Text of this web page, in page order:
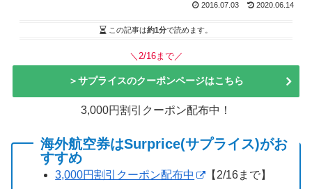
2016.07.03 2020.06.14
この記事は約1分で読めます。
＼2/16まで／
＞サプライスのクーポンページはこちら
3,000円割引クーポン配布中！
海外航空券はSurprice(サプライス)がお
すすめ
3,000円割引クーポン配布中
【2/16まで】